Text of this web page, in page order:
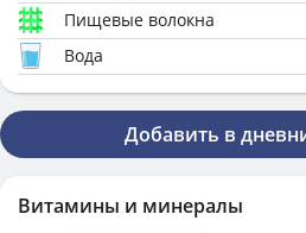
Пищевые волокна
Вода
Добавить в
Витамины и минералы